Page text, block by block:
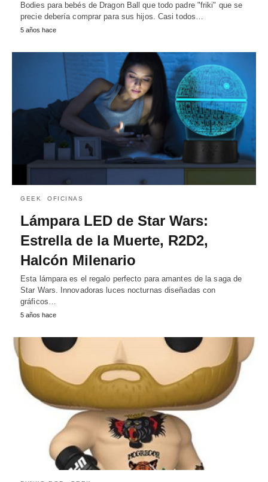
Bodies para bebés de Dragon Ball que todo padre "friki" que se
precie debería comprar para sus hijos. Casi todos…
5 años hace
GEEK OFICINAS
Lámpara LED de Star Wars:
Estrella de la Muerte, R2D2,
Halcón Milenario
Esta lámpara es el regalo perfecto para amantes de la saga de
Star Wars. Innovadoras luces nocturnas diseñadas con
gráficos…
5 años hace